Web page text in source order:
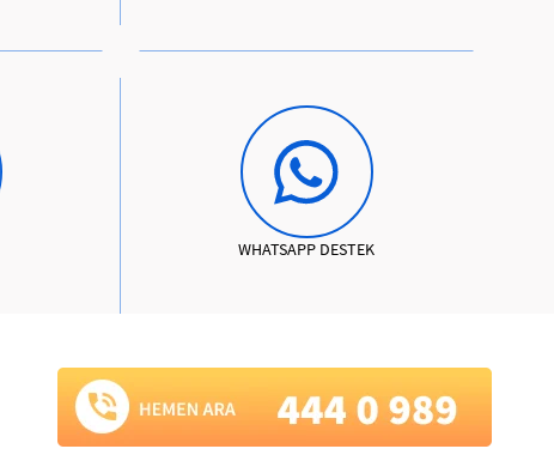
WHATSAPP DESTEK